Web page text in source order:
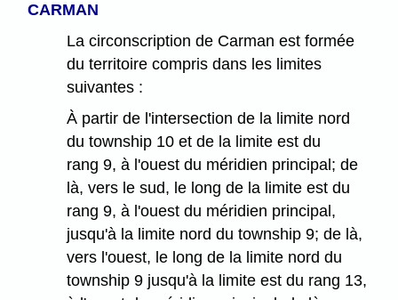
CARMAN
La circonscription de Carman est formée
du territoire compris dans les limites
suivantes :
À partir de l'intersection de la limite nord
du township 10 et de la limite est du
rang 9, à l'ouest du méridien principal; de
là, vers le sud, le long de la limite est du
rang 9, à l'ouest du méridien principal,
jusqu'à la limite nord du township 9; de là,
vers l'ouest, le long de la limite nord du
township 9 jusqu'à la limite est du rang 13,